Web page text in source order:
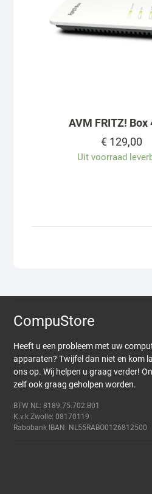
AVM FRITZ! Box
€ 129,00
Uit voorraad
CompuStore
Heeft u een probleem met uw
apparaten? Twijfel dan niet en kom
ons op. Wij helpen u graag verder!
zelf ook graag geholpen worden.
BTW NL: 8189.75.702.B01
K.v.k Zwolle: 08170119
Rabobank IBAN: NL55RABO0126812500